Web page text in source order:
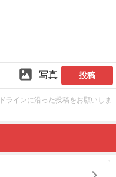
写真 投稿
ラインに沿った投稿をお願いしま